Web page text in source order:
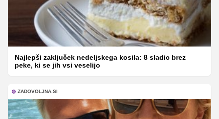
Najlepši zaključek nedeljskega kosila: 8 sladic brez
peke, ki se jih vsi veselijo
ZADOVOLJNA.SI